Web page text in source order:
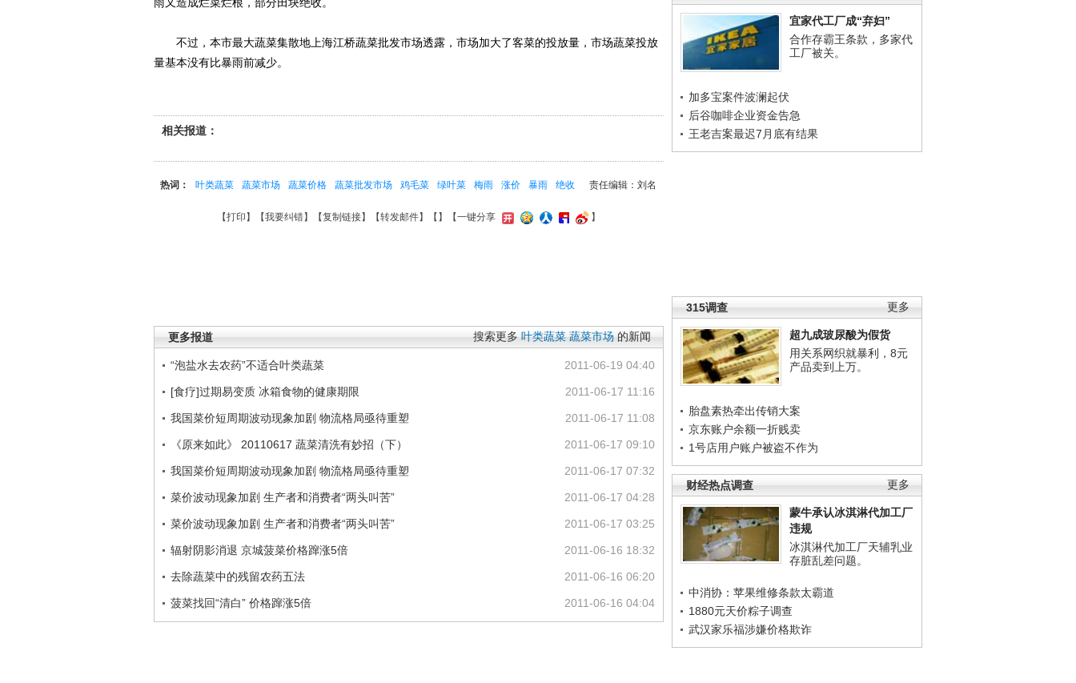
宜家代工厂成“弃妇”
合作存霸王条款，多家代
工厂被关。
加多宝案件波澜起伏
后谷咖啡企业资金告急
王老吉案最迟7月底有结果
更多
315调查
超九成玻尿酸为假货
用关系网织就暴利，8元
产品卖到上万。
胎盘素热牵出传销大案
京东账户余额一折贱卖
1号店用户账户被盗不作为
更多
财经热点调查
蒙牛承认冰淇淋代加工厂
违规
冰淇淋代加工厂天辅乳业
存脏乱差问题。
中消协：苹果维修条款太霸道
1880元天价粽子调查
武汉家乐福涉嫌价格欺诈
不过，本市最大蔬菜集散地上海江桥蔬菜批发市场透露，市场加大了客菜的投放量，市场蔬菜投放
量基本没有比暴雨前减少。
相关报道：
责任编辑：刘名
热词： 叶类蔬菜 蔬菜市场 蔬菜价格 蔬菜批发市场 鸡毛菜 绿叶菜 梅雨 涨价 暴雨 绝收
【打印 】【我要纠错】【复制链接】【转发邮件】【 】 【一键分享 】
搜索更多 叶类蔬菜 蔬菜市场 的新闻
更多报道
2011-06-19 04:40
“泡盐水去农药”不适合叶类蔬菜
2011-06-17 11:16
[食疗]过期易变质 冰箱食物的健康期限
2011-06-17 11:08
我国菜价短周期波动现象加剧 物流格局亟待重塑
2011-06-17 09:10
《原来如此》 20110617 蔬菜清洗有妙招（下）
2011-06-17 07:32
我国菜价短周期波动现象加剧 物流格局亟待重塑
2011-06-17 04:28
菜价波动现象加剧 生产者和消费者“两头叫苦”
2011-06-17 03:25
菜价波动现象加剧 生产者和消费者“两头叫苦”
2011-06-16 18:32
辐射阴影消退 京城菠菜价格蹿涨5倍
2011-06-16 06:20
去除蔬菜中的残留农药五法
2011-06-16 04:04
菠菜找回“清白” 价格蹿涨5倍